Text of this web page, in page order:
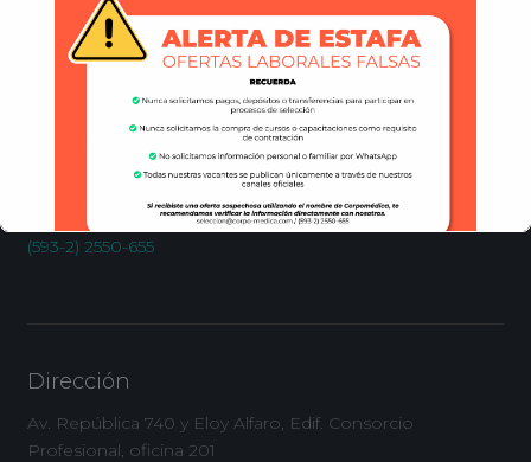
Llámanos
(593-2) 2550-655
Dirección
Av. República 740 y Eloy Alfaro, Edif. Consorcio
Profesional, oficina 201
Esto se cerrará en16segundos